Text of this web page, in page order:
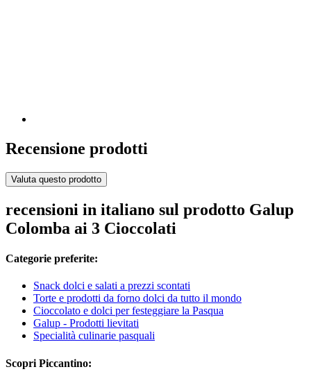
Recensione prodotti
Valuta questo prodotto
recensioni in italiano sul prodotto Galup
Colomba ai 3 Cioccolati
Categorie preferite:
Snack dolci e salati a prezzi scontati
Torte e prodotti da forno dolci da tutto il mondo
Cioccolato e dolci per festeggiare la Pasqua
Galup - Prodotti lievitati
Specialità culinarie pasquali
Scopri Piccantino: